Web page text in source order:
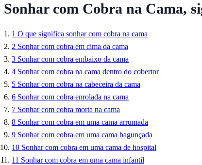
Sonhar com Cobra na Cama,
1 O que significa sonhar com cobra na cama
2 Sonhar com cobra em cima da cama
3 Sonhar com cobra embaixo da cama
4 Sonhar com cobra na cama dentro do cobertor
5 Sonhar com cobra na cabeceira da cama
6 Sonhar com cobra enrolada na cama
7 Sonhar com cobra morta na cama
8 Sonhar com cobra em uma cama arrumada
9 Sonhar com cobra em uma cama bagunçada
10 Sonhar com cobra em uma cama de hospital
11 Sonhar com cobra em uma cama infantil